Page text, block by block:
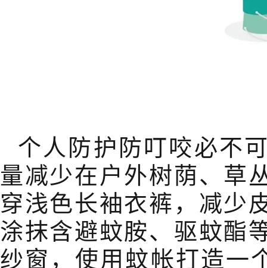
个人防护防叮咬必不
量减少在户外树荫、草
穿浅色长袖衣裤，减少
涂抹含避蚊胺、驱蚊酯
纱窗，使用蚊帐打造一